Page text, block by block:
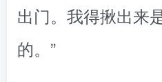
出门。我得揪出来
的。”